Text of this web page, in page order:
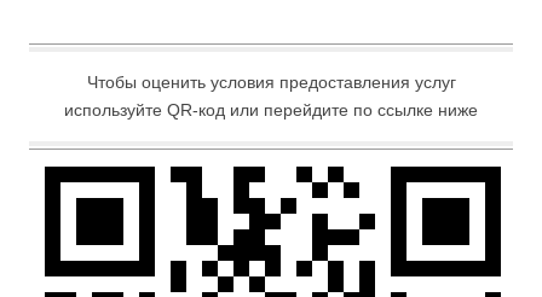
Чтобы оценить условия предоставления услуг
используйте QR-код или перейдите по ссылке ниже